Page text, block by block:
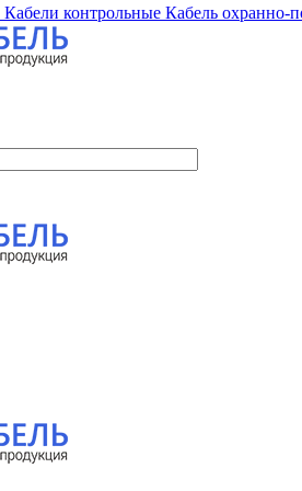
Кабели контрольные Кабель охранно-